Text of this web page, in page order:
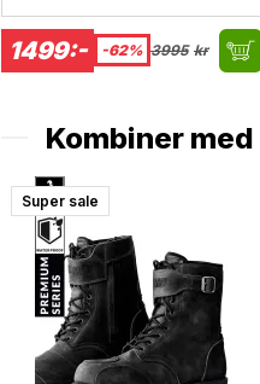
1499:- -62% 3995 kr
Kombiner med
Super sale